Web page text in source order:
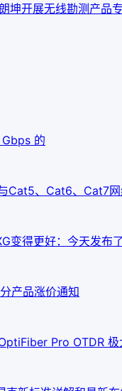
坤开展无线勘测产品
的
Cat5、Cat6、Cat7网
变得更好：今天发布
产品涨价通知
Pro OTDR 极